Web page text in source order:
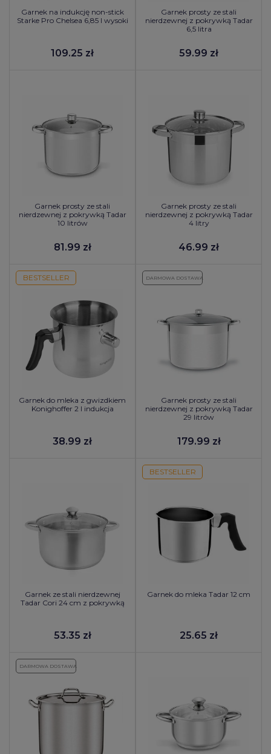
Garnek na indukcję non-stick
Starke Pro Chelsea 6,85 l wysoki
109.25 zł
Garnek prosty ze stali
nierdzewnej z pokrywką Tadar
6,5 litra
59.99 zł
Garnek prosty ze stali
nierdzewnej z pokrywką Tadar
10 litrów
81.99 zł
Garnek prosty ze stali
nierdzewnej z pokrywką Tadar
4 litry
46.99 zł
BESTSELLER
Garnek do mleka z gwizdkiem
Konighoffer 2 l indukcja
38.99 zł
DARMOWA DOSTAWA
Garnek prosty ze stali
nierdzewnej z pokrywką Tadar
29 litrów
179.99 zł
Garnek ze stali nierdzewnej
Tadar Cori 24 cm z pokrywką
53.35 zł
BESTSELLER
Garnek do mleka Tadar 12 cm
25.65 zł
DARMOWA DOSTAWA